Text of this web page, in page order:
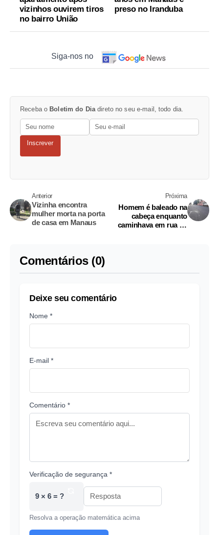
vizinhos ouvirem tiros
no bairro União
preso no Iranduba
Siga-nos no
Receba o Boletim do Diadireto no seu e-mail, todo dia.
Inscrever
Anterior
Vizinha encontra
mulher morta na porta
de casa em Manaus
Próxima
Homem é baleado na
cabeça enquanto
caminhava em rua de
Comentários (0)
Deixe seu comentário
Nome *
E-mail *
Comentário *
Verificação de segurança *
9 × 6 = ?
Resolva a operação matemática acima